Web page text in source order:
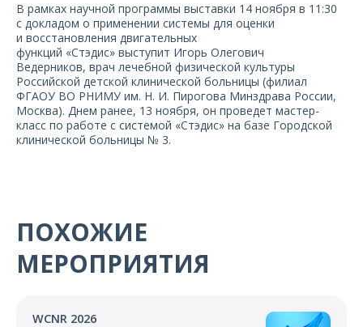
В рамках научной программы выставки 14 ноября в 11:30
с докладом о применении системы для оценки
и восстановления двигательных
функций «Стэдис» выступит Игорь Олегович
Ведерников, врач лечебной физической культуры
Российской детской клинической больницы (филиал
ФГАОУ ВО РНИМУ им. Н. И. Пирогова Минздрава России,
Москва). Днем ранее, 13 ноября, он проведет мастер-
класс по работе с системой «Стэдис» на базе Городской
клинической больницы № 3.
ПОХОЖИЕ
МЕРОПРИЯТИЯ
WCNR 2026